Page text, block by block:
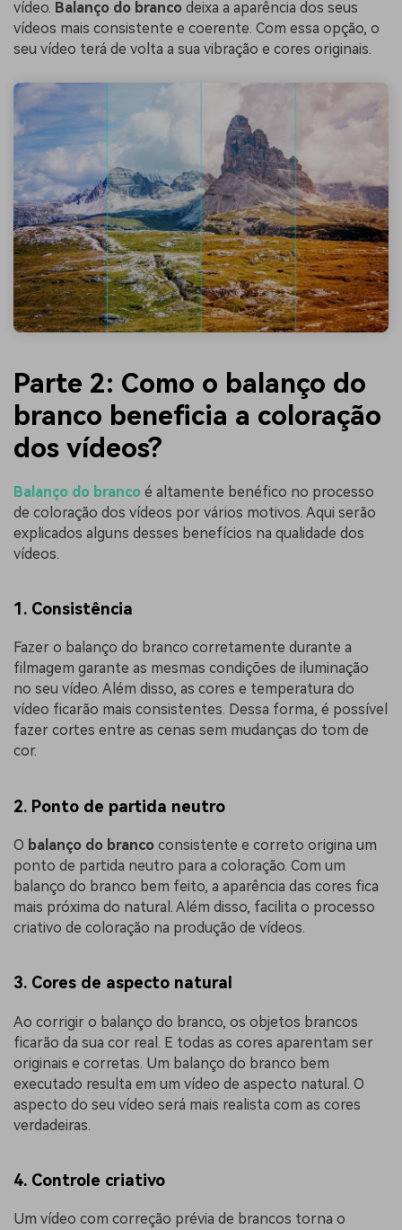
vídeo. Balanço do branco deixa a aparência dos seus
vídeos mais consistente e coerente. Com essa opção, o
seu vídeo terá de volta a sua vibração e cores originais.
Parte 2: Como o balanço do
branco beneficia a coloração
dos vídeos?
Balanço do branco é altamente benéfico no processo
de coloração dos vídeos por vários motivos. Aqui serão
explicados alguns desses benefícios na qualidade dos
vídeos.
1. Consistência
Fazer o balanço do branco corretamente durante a
filmagem garante as mesmas condições de iluminação
no seu vídeo. Além disso, as cores e temperatura do
vídeo ficarão mais consistentes. Dessa forma, é possível
fazer cortes entre as cenas sem mudanças do tom de
cor.
2. Ponto de partida neutro
O balanço do branco consistente e correto origina um
ponto de partida neutro para a coloração. Com um
balanço do branco bem feito, a aparência das cores fica
mais próxima do natural. Além disso, facilita o processo
criativo de coloração na produção de vídeos.
3. Cores de aspecto natural
Ao corrigir o balanço do branco, os objetos brancos
ficarão da sua cor real. E todas as cores aparentam ser
originais e corretas. Um balanço do branco bem
executado resulta em um vídeo de aspecto natural. O
aspecto do seu vídeo será mais realista com as cores
verdadeiras.
4. Controle criativo
Um vídeo com correção prévia de brancos torna o